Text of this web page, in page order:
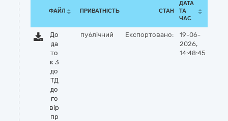
ФАЙЛ ПРИВАТНІСТЬ СТАН
ДАТА
ТА
ЧАС
До
да
то
к 3
до
ТД
до
го
вір
пр
публічний Експортовано:
19-06-
2026,
14:48:45